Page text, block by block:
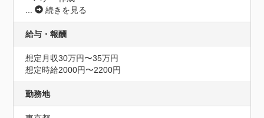
...
続きを見る
給与・報酬
想定月収30万円〜35万円
想定時給2000円〜2200円
勤務地